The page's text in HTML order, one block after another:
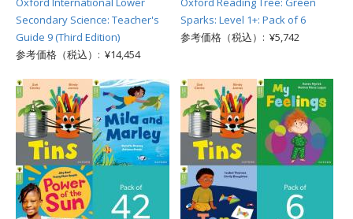
Secondary Science: Teacher's
Guide 9 (Third Edition)
参考価格（税込）: ¥14,454
Sparks: Level 1+: Pack of 6
参考価格（税込）: ¥5,742